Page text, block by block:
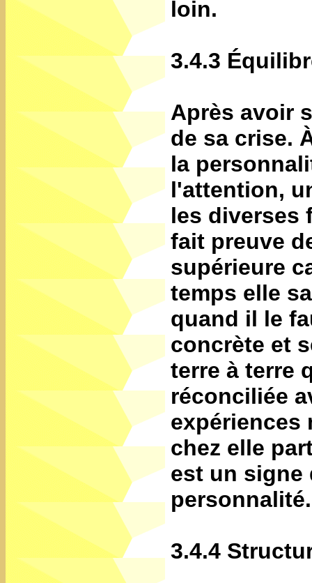
loin.
3.4.3
Après avoir
de sa crise.
la
l'attention,
les diverses
fait preuve
supérieure
temps elle
quand il le
concrète et
terre à terre
réconciliée
expériences
chez elle
est un signe
personnalité.
3.4.4